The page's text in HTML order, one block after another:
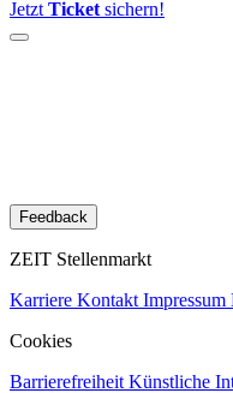
Jetzt Ticket sichern!
Feedback
ZEIT Stellenmarkt
Karriere Kontakt Impressum
Cookies
Barrierefreiheit Künstliche